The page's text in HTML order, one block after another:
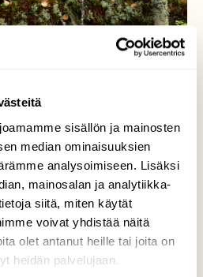
sisällön ja mainosten
median ominaisuuksien
analysoimiseen. Lisäksi
mainosalan ja analytiikka-
siitä, miten käytät
voivat yhdistää näitä
olet antanut heille tai joita on
heidän palvelujaan.
ikimänty
on tuhonnut ikimetsät
vain kannot kertoo,
vanhoja metsiä on
maastoihin, koska eivät
hakkaamaan.